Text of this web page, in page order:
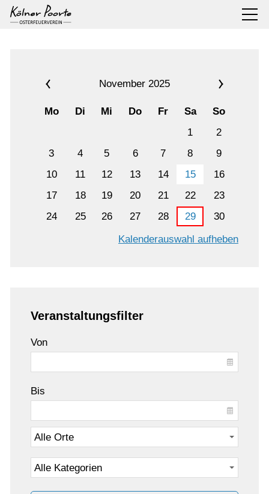
November 2025
Mo Di Mi Do Fr Sa
So
1
2
3
4 5 6 7 8
9
10
11 12 13 14 15
16
17
18 19 20 21 22
23
24
25 26 27 28 29
30
Kalenderauswahl aufheben
Veranstaltungsfilter
Von
Bis